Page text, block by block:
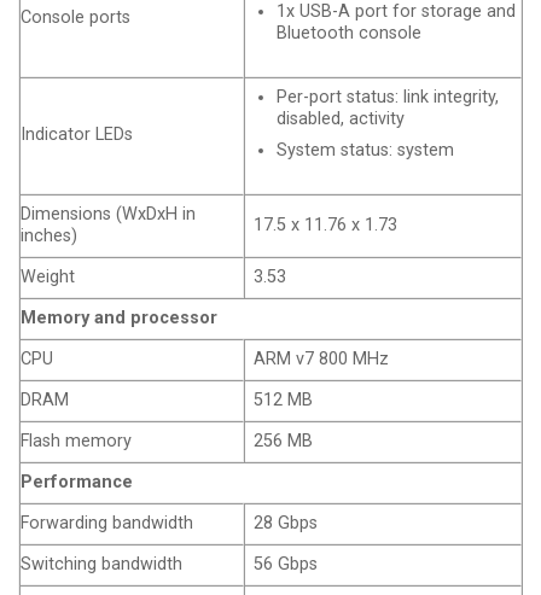
Console ports
1x USB-A port for storage and
Bluetooth console
Indicator LEDs
Per-port status: link integrity,
disabled, activity
System status: system
Dimensions (WxDxH in
inches)
17.5 x 11.76 x 1.73
Weight
3.53
Memory and processor
CPU
ARM v7 800 MHz
DRAM
512 MB
Flash memory
256 MB
Performance
Forwarding bandwidth
28 Gbps
Switching bandwidth
56 Gbps